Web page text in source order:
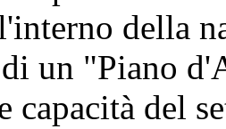
della
un "Piano
capacità del